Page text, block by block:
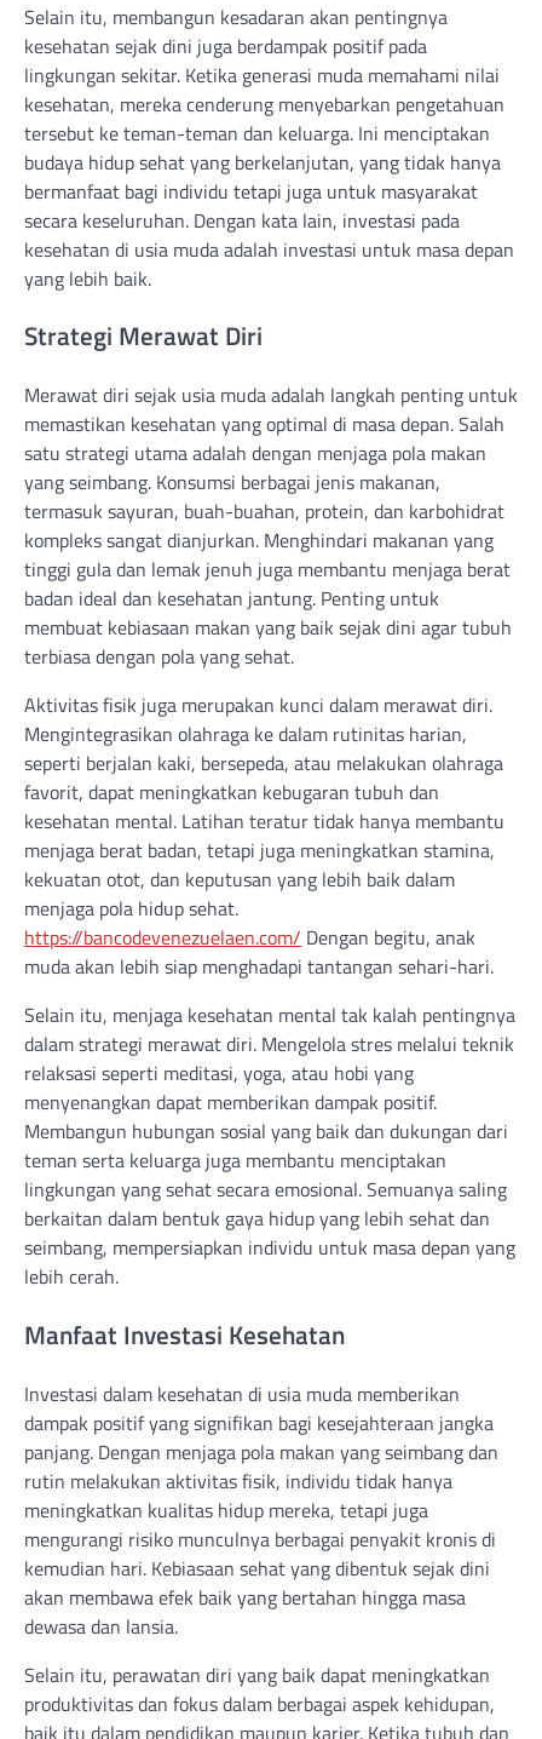
Selain itu, membangun kesadaran akan pentingnya
kesehatan sejak dini juga berdampak positif pada
lingkungan sekitar. Ketika generasi muda memahami nilai
kesehatan, mereka cenderung menyebarkan pengetahuan
tersebut ke teman-teman dan keluarga. Ini menciptakan
budaya hidup sehat yang berkelanjutan, yang tidak hanya
bermanfaat bagi individu tetapi juga untuk masyarakat
secara keseluruhan. Dengan kata lain, investasi pada
kesehatan di usia muda adalah investasi untuk masa depan
yang lebih baik.
Strategi Merawat Diri
Merawat diri sejak usia muda adalah langkah penting untuk
memastikan kesehatan yang optimal di masa depan. Salah
satu strategi utama adalah dengan menjaga pola makan
yang seimbang. Konsumsi berbagai jenis makanan,
termasuk sayuran, buah-buahan, protein, dan karbohidrat
kompleks sangat dianjurkan. Menghindari makanan yang
tinggi gula dan lemak jenuh juga membantu menjaga berat
badan ideal dan kesehatan jantung. Penting untuk
membuat kebiasaan makan yang baik sejak dini agar tubuh
terbiasa dengan pola yang sehat.
Aktivitas fisik juga merupakan kunci dalam merawat diri.
Mengintegrasikan olahraga ke dalam rutinitas harian,
seperti berjalan kaki, bersepeda, atau melakukan olahraga
favorit, dapat meningkatkan kebugaran tubuh dan
kesehatan mental. Latihan teratur tidak hanya membantu
menjaga berat badan, tetapi juga meningkatkan stamina,
kekuatan otot, dan keputusan yang lebih baik dalam
menjaga pola hidup sehat.
https://bancodevenezuelaen.com/ Dengan begitu, anak
muda akan lebih siap menghadapi tantangan sehari-hari.
Selain itu, menjaga kesehatan mental tak kalah pentingnya
dalam strategi merawat diri. Mengelola stres melalui teknik
relaksasi seperti meditasi, yoga, atau hobi yang
menyenangkan dapat memberikan dampak positif.
Membangun hubungan sosial yang baik dan dukungan dari
teman serta keluarga juga membantu menciptakan
lingkungan yang sehat secara emosional. Semuanya saling
berkaitan dalam bentuk gaya hidup yang lebih sehat dan
seimbang, mempersiapkan individu untuk masa depan yang
lebih cerah.
Manfaat Investasi Kesehatan
Investasi dalam kesehatan di usia muda memberikan
dampak positif yang signifikan bagi kesejahteraan jangka
panjang. Dengan menjaga pola makan yang seimbang dan
rutin melakukan aktivitas fisik, individu tidak hanya
meningkatkan kualitas hidup mereka, tetapi juga
mengurangi risiko munculnya berbagai penyakit kronis di
kemudian hari. Kebiasaan sehat yang dibentuk sejak dini
akan membawa efek baik yang bertahan hingga masa
dewasa dan lansia.
Selain itu, perawatan diri yang baik dapat meningkatkan
produktivitas dan fokus dalam berbagai aspek kehidupan,
baik itu dalam pendidikan maupun karier. Ketika tubuh dan